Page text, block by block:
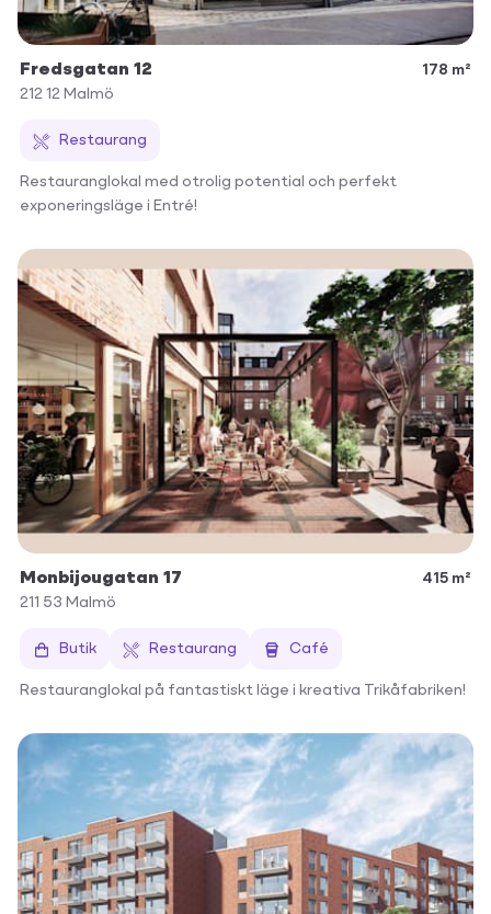
Fredsgatan 12
178 m²
212 12 Malmö
Restaurang
Restauranglokal med otrolig potential och perfekt
exponeringsläge i Entré!
Monbijougatan 17
415 m²
211 53 Malmö
Butik Restaurang Café
Restauranglokal på fantastiskt läge i kreativa Trikåfabriken!